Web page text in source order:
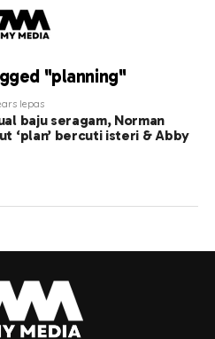
"planning"
lepas
baju seragam, Norman
‘plan’ bercuti isteri & Abby